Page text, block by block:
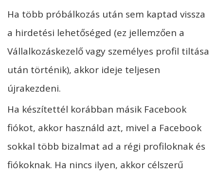
Ha több próbálkozás után sem kaptad vissza
a hirdetési lehetőséged (ez jellemzően a
Vállalkozáskezelő vagy személyes profil tiltása
után történik), akkor ideje teljesen
újrakezdeni.
Ha készítettél korábban másik Facebook
fiókot, akkor használd azt, mivel a Facebook
sokkal több bizalmat ad a régi profiloknak és
fiókoknak. Ha nincs ilyen, akkor célszerű